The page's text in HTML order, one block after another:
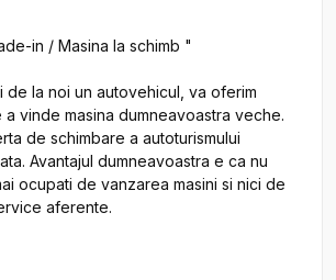
in / Masina la schimb "
de la noi un autovehicul, va oferim
vinde masina dumneavoastra veche.
de schimbare a autoturismului
Avantajul dumneavoastra e ca nu
ocupati de vanzarea masini si nici de
aferente.